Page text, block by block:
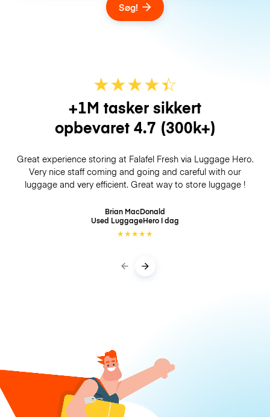
Søg!
★★★★☆
★
+1M tasker sikkert
opbevaret 4.7 (300k+)
Great experience storing at Falafel Fresh via Luggage Hero.
Very nice staff coming and going and careful with our
luggage and very efficient. Great way to store luggage !
Brian MacDonald
Used LuggageHero I dag
★★★★★